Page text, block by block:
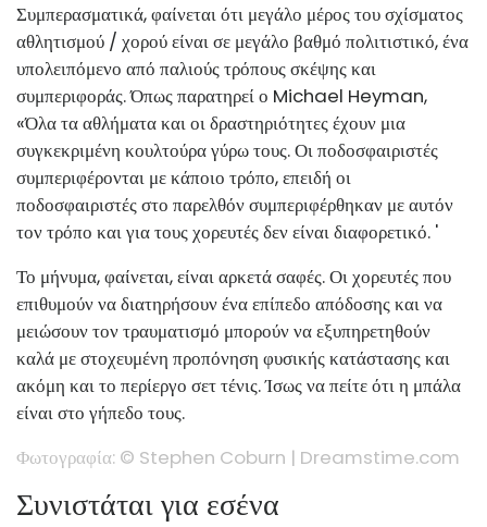
Συμπερασματικά, φαίνεται ότι μεγάλο μέρος του σχίσματος
αθλητισμού / χορού είναι σε μεγάλο βαθμό πολιτιστικό, ένα
υπολειπόμενο από παλιούς τρόπους σκέψης και
συμπεριφοράς. Όπως παρατηρεί ο Michael Heyman,
«Όλα τα αθλήματα και οι δραστηριότητες έχουν μια
συγκεκριμένη κουλτούρα γύρω τους. Οι ποδοσφαιριστές
συμπεριφέρονται με κάποιο τρόπο, επειδή οι
ποδοσφαιριστές στο παρελθόν συμπεριφέρθηκαν με αυτόν
τον τρόπο και για τους χορευτές δεν είναι διαφορετικό. '
Το μήνυμα, φαίνεται, είναι αρκετά σαφές. Οι χορευτές που
επιθυμούν να διατηρήσουν ένα επίπεδο απόδοσης και να
μειώσουν τον τραυματισμό μπορούν να εξυπηρετηθούν
καλά με στοχευμένη προπόνηση φυσικής κατάστασης και
ακόμη και το περίεργο σετ τένις. Ίσως να πείτε ότι η μπάλα
είναι στο γήπεδο τους.
Φωτογραφία: © Stephen Coburn | Dreamstime.com
Συνιστάται για εσένα